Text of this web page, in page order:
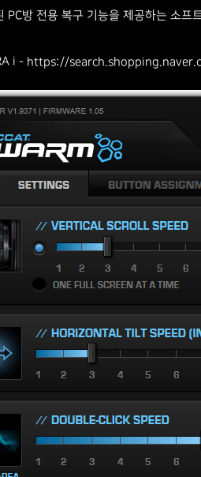
PC방 전용 복구 기능을 제공하는 소프
i - https://